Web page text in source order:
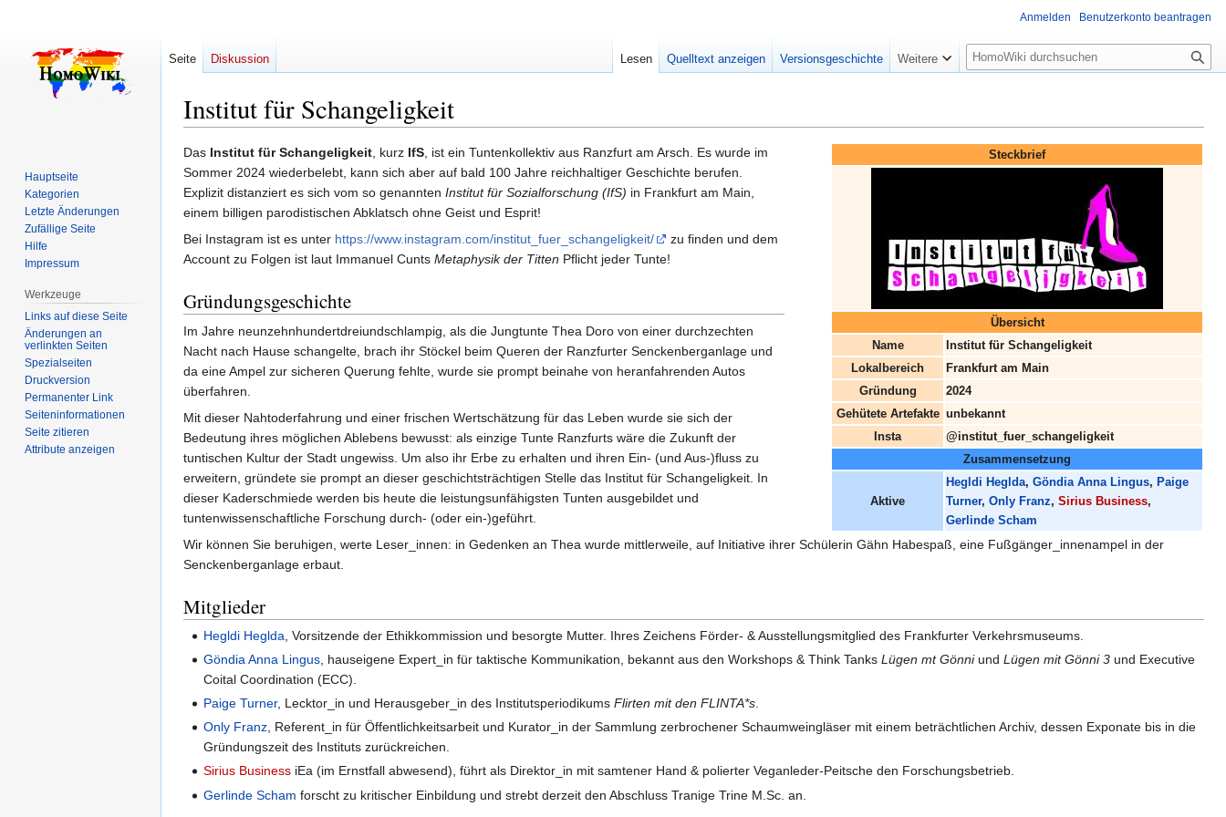
Institut für Schangeligkeit
Zur
Navigation
springen
Zur
Suche
springen
Steckbrief
Übersicht
Name
Institut für Schangeligkeit
Lokalbereich
Frankfurt am Main
Gründung
2024
Gehütete Artefakte unbekannt
Insta
@institut_fuer_schangeligkeit
Zusammensetzung
Aktive
Hegldi Heglda, Göndia Anna Lingus, Paige
Turner, Only Franz, Sirius Business,
Gerlinde Scham
Das Institut für Schangeligkeit, kurz IfS, ist ein Tuntenkollektiv aus Ranzfurt am Arsch. Es wurde im
Sommer 2024 wiederbelebt, kann sich aber auf bald 100 Jahre reichhaltiger Geschichte berufen.
Explizit distanziert es sich vom so genannten Institut für Sozialforschung (IfS) in Frankfurt am Main,
einem billigen parodistischen Abklatsch ohne Geist und Esprit!
Bei Instagram ist es unter https://www.instagram.com/institut_fuer_schangeligkeit/
zu finden und dem
Account zu Folgen ist laut Immanuel Cunts Metaphysik der Titten Pflicht jeder Tunte!
Gründungsgeschichte
Im Jahre neunzehnhundertdreiundschlampig, als die Jungtunte Thea Doro von einer durchzechten
Nacht nach Hause schangelte, brach ihr Stöckel beim Queren der Ranzfurter Senckenberganlage und
da eine Ampel zur sicheren Querung fehlte, wurde sie prompt beinahe von heranfahrenden Autos
überfahren.
Mit dieser Nahtoderfahrung und einer frischen Wertschätzung für das Leben wurde sie sich der
Bedeutung ihres möglichen Ablebens bewusst: als einzige Tunte Ranzfurts wäre die Zukunft der
tuntischen Kultur der Stadt ungewiss. Um also ihr Erbe zu erhalten und ihren Ein- (und Aus-)fluss zu
erweitern, gründete sie prompt an dieser geschichtsträchtigen Stelle das Institut für Schangeligkeit. In
dieser Kaderschmiede werden bis heute die leistungsunfähigsten Tunten ausgebildet und
tuntenwissenschaftliche Forschung durch- (oder ein-)geführt.
Wir können Sie beruhigen, werte Leser_innen: in Gedenken an Thea wurde mittlerweile, auf Initiative ihrer Schülerin Gähn Habespaß, eine Fußgänger_innenampel in der
Senckenberganlage erbaut.
Mitglieder
Hegldi Heglda , Vorsitzende der Ethikkommission und besorgte Mutter. Ihres Zeichens Förder- & Ausstellungsmitglied des Frankfurter Verkehrsmuseums.
Göndia Anna Lingus , hauseigene Expert_in für taktische Kommunikation, bekannt aus den Workshops & Think TanksLügen mt GönniundLügen mit Gönni 3 und Executive
Coital Coordination (ECC).
Paige Turner, Lecktor_in und Herausgeber_in des InstitutsperiodikumsFlirten mit den FLINTA*s
Only Franz, Referent_in für Öffentlichkeitsarbeit und Kurator_in der Sammlung zerbrochener Schaumweingläser mit einem beträchtlichen Archiv, dessen Exponate bis in die
Gründungszeit des Instituts zurückreichen.
Sirius Business iEa (im Ernstfall abwesend), führt als Direktor_in mit samtener Hand & polierter Veganleder-Peitsche den Forschungsbetrieb.
Gerlinde Scham forscht zu kritischer Einbildung und strebt derzeit den Abschluss Tranige Trine M.Sc. an.
Anmelden Benutzerkonto beantragen
Seite Diskussion Lesen Quelltext anzeigen Versionsgeschichte Weitere
Suche
Hauptseite
Kategorien
Letzte Änderungen
Zufällige Seite
Hilfe
Impressum
Werkzeuge
Links auf diese Seite
Änderungen an
verlinkten Seiten
Spezialseiten
Druckversion
Permanenter Link
Seiten­­informationen
Seite zitieren
Attribute anzeigen